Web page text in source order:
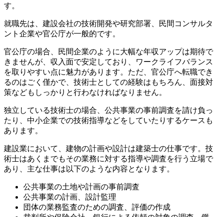
す。
就職先は、建設会社の技術開発や研究部署、民間コンサルタ
ント企業や官公庁が一般的です。
官公庁の場合、民間企業のように大幅な年収アップは期待で
きませんが、収入面で安定しており、ワークライフバランス
を取りやすい点に魅力があります。ただ、官公庁へ転職でき
るのはごく僅かで、技術士としての経験はもちろん、面接対
策などもしっかりと行わなければなりません。
独立している技術士の場合、公共事業の事前調査を請け負っ
たり、中小企業での技術指導などをしていたりするケースも
あります。
建設業において、建物の計画や設計は建築士の仕事です。技
術士はあくまでもその業務に対する指導や調査を行う立場で
あり、主な仕事は以下のような内容となります。
公共事業の土地や計画の事前調査
公共事業の計画、設計監理
団体の業務監査のための調査、評価の作成